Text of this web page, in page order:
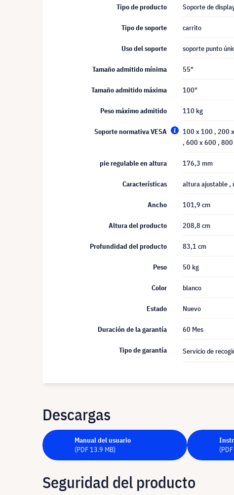
Tipo de producto Soporte de
Tipo de soporte carrito
Uso del soporte soporte punto
Tamaño admitido mínima 55"
Tamaño admitido máxima 100"
Peso máximo admitido 110 kg
Soporte normativa VESA 100 x 100 , 200
, 600 x 600 ,
pie regulable en altura 176,3 mm
Características altura ajustable ,
Ancho 101,9 cm
Altura del producto 208,8 cm
Profundidad del producto 83,1 cm
Peso 50 kg
Color blanco
Estado Nuevo
Duración de la garantía 60 Mes
Tipo de garantía Servicio de
Descargas
Manual del usuario
(PDF 13.9 MB)
Seguridad del producto